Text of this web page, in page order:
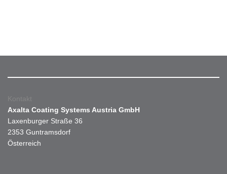
Kontakt
Axalta Coating Systems Austria GmbH
Laxenburger Straße 36
2353 Guntramsdorf
Österreich